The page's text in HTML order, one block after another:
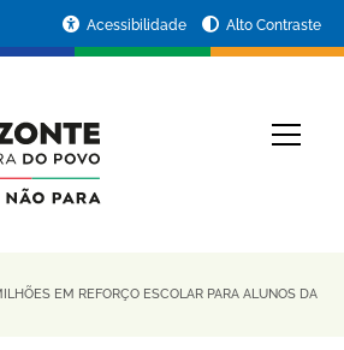
Acessibilidade Alto Contraste
EM REFORÇO ESCOLAR PARA ALUNOS DA